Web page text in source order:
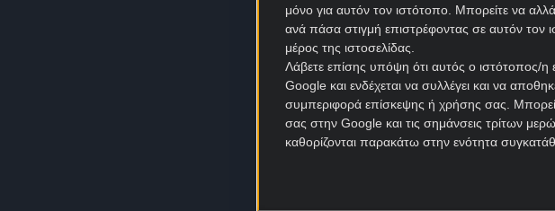
μόνο για αυτόν τον ιστότοπο. Μπορείτε να
ανά πάσα στιγμή επιστρέφοντας σε αυτόν τον
μέρος της ιστοσελίδας.
Λάβετε επίσης υπόψη ότι αυτός ο ιστότοπος/η
Google και ενδέχεται να συλλέγει και να
συμπεριφορά επίσκεψης ή χρήσης σας.
σας στην Google και τις σημάνσεις τρίτων
καθορίζονται παρακάτω στην ενότητα